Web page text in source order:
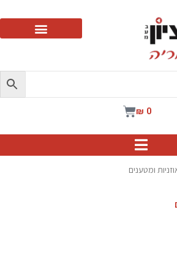
₪ 0
עגלת
ומטענים